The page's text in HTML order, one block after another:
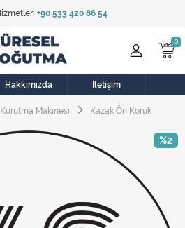
+90 533 420 86 54
Tüm Kategoriler
Makinesi
Kurutma Makinesi
Aksamlar
Hakkımızda İletişim
Makinesi Kazak Ön Körük
%2